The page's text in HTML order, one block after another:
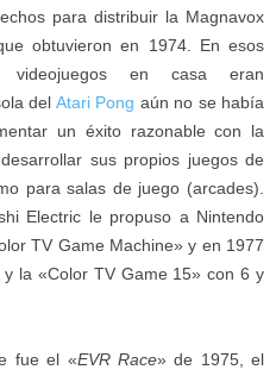
para distribuir la Magnavox
obtuvieron en 1974. En esos
en casa eran
del Atari Pong aún no se había
un éxito razonable con la
sus propios juegos de
para salas de juego (arcades).
Electric le propuso a Nintendo
TV Game Machine» y en 1977
y la «Color TV Game 15» con 6 y
fue el «EVR Race» de 1975, el